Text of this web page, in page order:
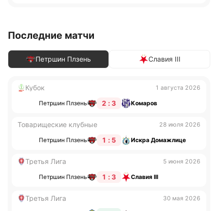
Последние матчи
Петршин Плзень Славия III
Кубок 1 августа 2026
Петршин Плзень 2 : 3 Комаров
Товарищеские клубные 28 июля 2026
Петршин Плзень 1 : 5 Искра Домажлице
Третья Лига 5 июня 2026
Петршин Плзень 1 : 3 Славия III
Третья Лига 30 мая 2026